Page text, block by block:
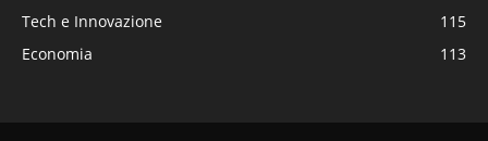
Tech e Innovazione
115
Economia
113